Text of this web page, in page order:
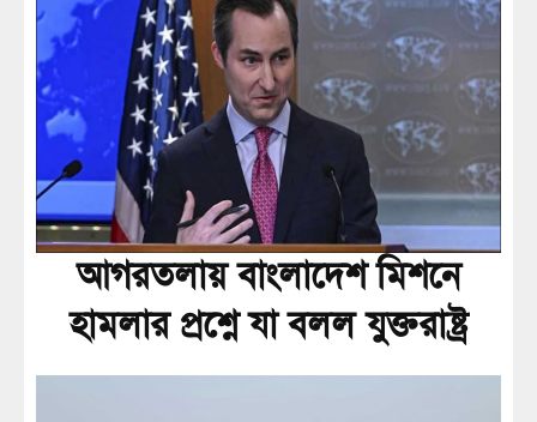
আগরতলায় বাংলাদেশ মিশনে
হামলার প্রশ্নে যা বলল যুক্তরাষ্ট্র